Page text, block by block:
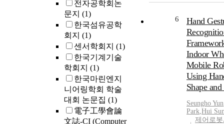
전자공학회논
문지 (1)
한국섬유공학
회지 (1)
센서학회지 (1)
한국기계기술
학회지 (1)
한국마린엔지
니어링학회 학술
대회 논문집 (1)
電子工學會論
文誌-CI (Computer
similar to the
palm arch of
hand.
of using
manufactured
actuators, the
commercial
bought
be a cheaper
candidate for
6
Hand
Indoor
Mobile
Using
Shape and
Seungho Yun
Park,Hui
제어로